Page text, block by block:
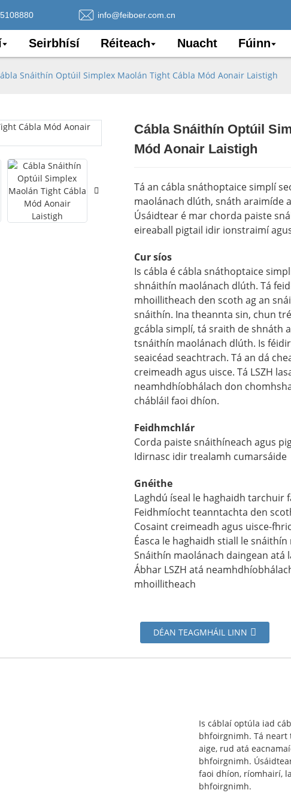
info@feiboer.com.cn
Seirbhísí Réiteach Nuacht Fúinn
Snáithín Optúil Simplex Maolán Tight Cábla Mód Aonair Laistigh
Loading...
Loading...
Cábla Snáithín Optúil
Mód Aonair Laistigh
Tá an cábla snáthoptaice simplí
maolánach dlúth, snáth araimíde
Úsáidtear é mar chorda paiste
eireaball pigtail idir ionstraimí
Cur síos
Is cábla é cábla snáthoptaice
shnáithín maolánach dlúth. Tá
mhoillitheach den scoth ag an
snáithín. Ina theannta sin, chun
gcábla simplí, tá sraith de shnáth
tsnáithín maolánach dlúth. Is
seaicéad seachtrach. Tá an dá
creimeadh agus uisce. Tá LSZH
neamhdhíobhálach don
chábláil faoi dhíon.
Feidhmchlár
Corda paiste snáithíneach agus
Idirnasc idir trealamh cumarsáide
Gnéithe
Laghdú íseal le haghaidh tarchuir
Feidhmíocht teanntachta den
Cosaint creimeadh agus uisce-
Éasca le haghaidh stiall le
Snáithín maolánach daingean
Ábhar LSZH atá
mhoillitheach
DÉAN TEAGMHÁIL LINN
Is cáblaí optúla iad
bhfoirgnimh. Tá neart
aige, rud atá
bhfoirgnimh.
faoi dhíon, ríomhairí,
bhfoirgnimh.